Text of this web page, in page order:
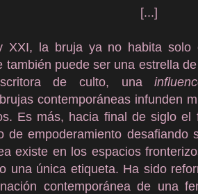
[...]
XXI, la bruja ya no habita solo
también puede ser una estrella
de culto, una
contemporáneas infunden
Es más, hacia final de siglo el
de empoderamiento desafiando
existe en los espacios
una única etiqueta. Ha sido
contemporánea de una